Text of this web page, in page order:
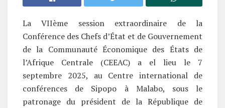
La VIIème session extraordinaire de la
Conférence des Chefs d’État et de Gouvernement
de la Communauté Économique des États de
l’Afrique Centrale (CEEAC) a el lieu le 7
septembre 2025, au Centre international de
conférences de Sipopo à Malabo, sous le
patronage du président de la République de